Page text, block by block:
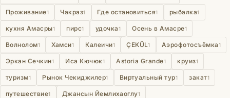
Проживание1 Чакраз1 Где остановиться1 рыбалка1
кухня Амасры1 пирс1 удочка1 Осень в Амасре1
Волнолом1 Хамси1 Калеичи1 ÇEKÜL1 Аэрофотосъёмка1
Эркан Сечкин1 Иса Кючюк1 Astoria Grande1 круиз1
туризм1 Рынок Чекиджилер1 Виртуальный тур1 закат1
путешествие1 Джансын Йемлихаоглу1